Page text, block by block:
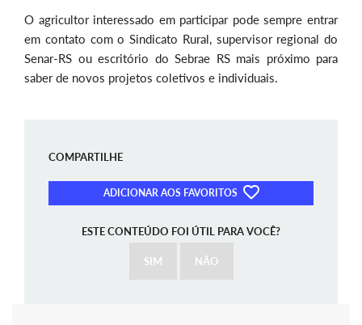
O agricultor interessado em participar pode sempre entrar
em contato com o Sindicato Rural, supervisor regional do
Senar-RS ou escritório do Sebrae RS mais próximo para
saber de novos projetos coletivos e individuais.
COMPARTILHE
ADICIONAR AOS FAVORITOS
ESTE CONTEÚDO FOI ÚTIL PARA VOCÊ?
SIM NÃO